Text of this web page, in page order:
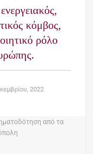
κόμβος,
ρόλο
2022